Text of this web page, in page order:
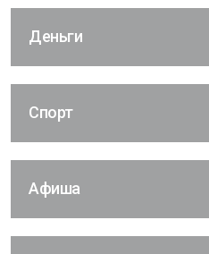
Деньги
Спорт
Афиша